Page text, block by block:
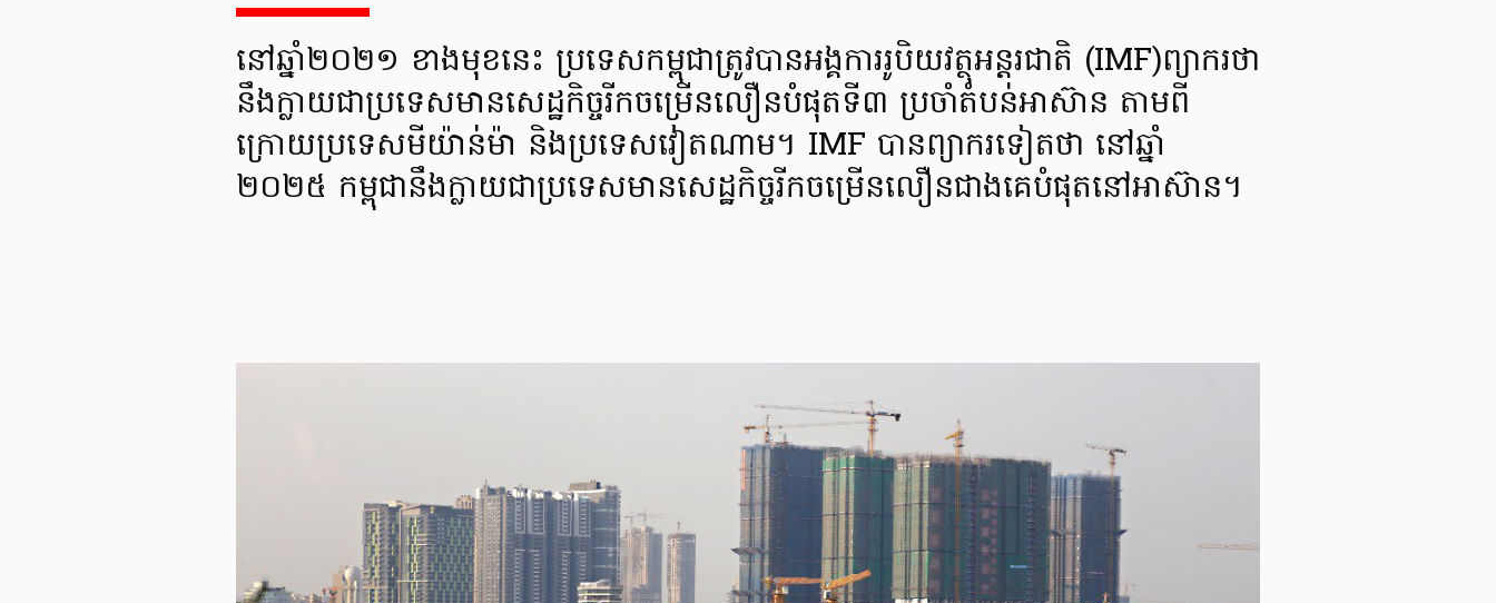
នៅឆ្នាំ២០២១ ខាងមុខនេះ ប្រទេសកម្ពុជាត្រូវបានអង្គការរូបិយវត្ថុអន្តរជាតិ (IMF)ព្យាករថា
នឹងក្លាយជាប្រទេសមានសេដ្ឋកិច្ចរីកចម្រើនលឿនបំផុតទី៣ ប្រចាំតំបន់អាស៊ាន តាមពី
ក្រោយប្រទេសមីយ៉ាន់ម៉ា និងប្រទេសវៀតណាម។ IMF បានព្យាករទៀតថា នៅឆ្នាំ
២០២៥ កម្ពុជានឹងក្លាយជាប្រទេសមានសេដ្ឋកិច្ចរីកចម្រើនលឿនជាងគេបំផុតនៅអាស៊ាន។